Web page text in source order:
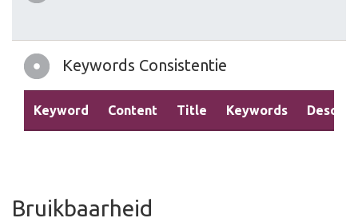
Keywords Consistentie
Keyword Content Title Keywords
Bruikbaarheid